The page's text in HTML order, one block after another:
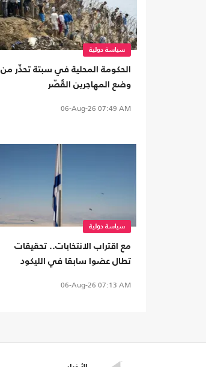
سياسة دولية
الحكومة المحلية في سبتة تحذّر من
وضع المهاجرين القُصّر
06-Aug-26 07:49 AM
سياسة دولية
مع اقتراب الانتخابات.. تحقيقات
تطال عضوا سابقا في الليكود
06-Aug-26 07:13 AM